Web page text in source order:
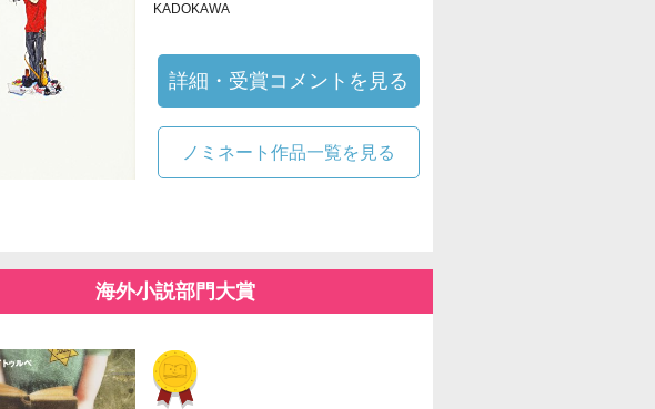
KADOKAWA
詳細・受賞コメントを見る
ノミネート作品一覧を見る
海外小説部門大賞